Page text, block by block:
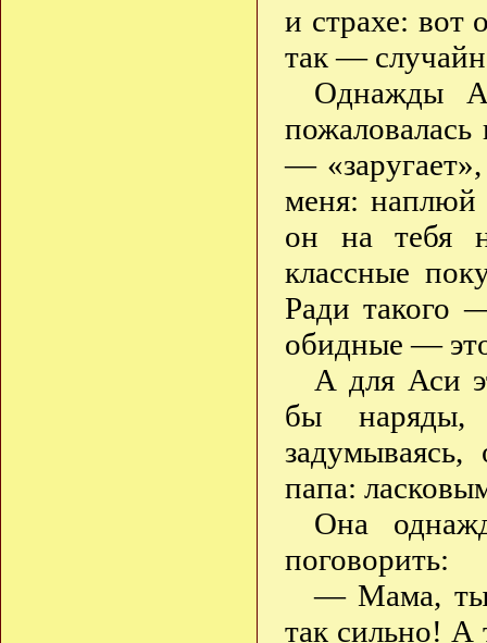
и страхе: вот
так —
Однажды
—
меня: наплюй
он на тебя
классные
Ради такого
обидные —
А для Аси
бы наряды,
папа:
Она
поговорить:
— Мама, ты
так сильно! А